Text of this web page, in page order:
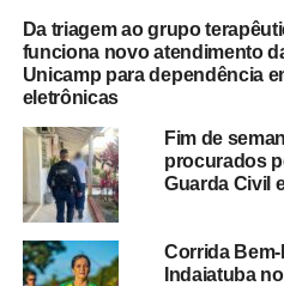
Da triagem ao grupo
funciona novo atendimento
Unicamp para dependência
eletrônicas
Fim de
procurados
Guarda Civil
Corrida
Indaiatuba